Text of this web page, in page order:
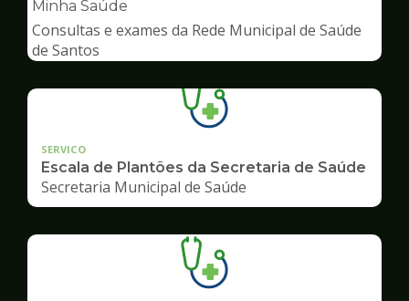
de
Saúde
Minha Saúde
Consultas e exames da Rede Municipal de Saúde
de Santos
SERVICO
Escala de Plantões da Secretaria de Saúde
Secretaria Municipal de Saúde